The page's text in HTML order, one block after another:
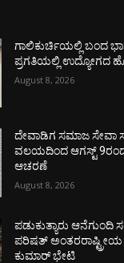
ಗಾಲಿಕುರ್ಚಿಯಲ್ಲಿ ಬಂದ
ಪ್ರಗತಿಯಲ್ಲಿ ಉದ್ಯೋಗದ
August 8, 2026
ದೇವಾಡಿಗ ಸಮಾಜ ಸೇವಾ
ವಲಯದಿಂದ ಆಗಸ್ಟ್
ಆಚರಣೆ
August 8, 2026
ಪಡುಕುತ್ಯಾರು ಆನೆಗುಂದಿ
ಪರಿಷತ್
ಕುಮಾರ್ ಭೇಟಿ